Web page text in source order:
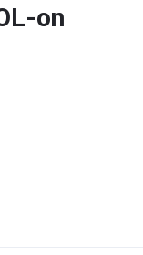
on